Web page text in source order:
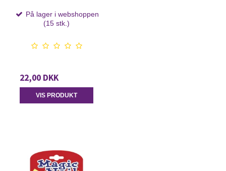
På lager i webshoppen
(15 stk.)
22,00 DKK
VIS PRODUKT